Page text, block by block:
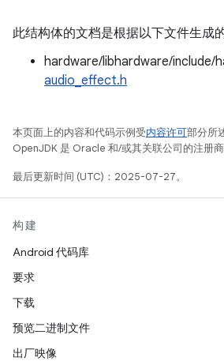
此结构体的文档是根据以下文件生成
hardware/libhardware/include/
audio_effect.h
本页面上的内容和代码示例受内容许可部分所
OpenJDK 是 Oracle 和/或其关联公司的注册商
最后更新时间 (UTC)：2025-07-27。
构建
Android 代码库
要求
下载
预览二进制文件
出厂映像